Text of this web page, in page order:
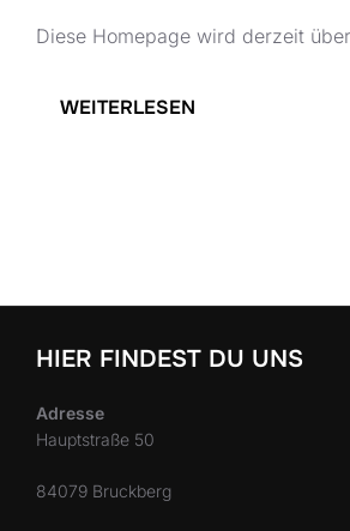
Diese Homepage wird derzeit
WEITERLESEN
HIER FINDEST DU UNS
Adresse
Hauptstraße 50
84079 Bruckberg